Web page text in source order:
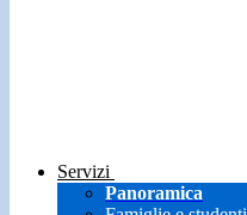
Servizi
Panoramica